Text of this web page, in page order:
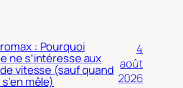
: Pourquoi
ne s’intéresse aux
vitesse (sauf quand
mêle)
4
août
2026